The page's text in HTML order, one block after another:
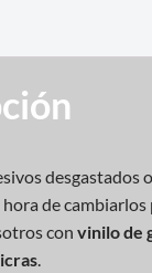
desgastados
hora de
con vinilo de
.